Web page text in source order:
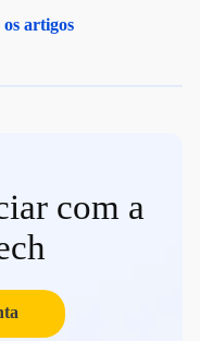
artigos
com a